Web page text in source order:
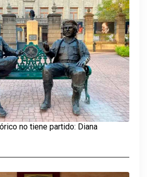
no tiene partido: Diana